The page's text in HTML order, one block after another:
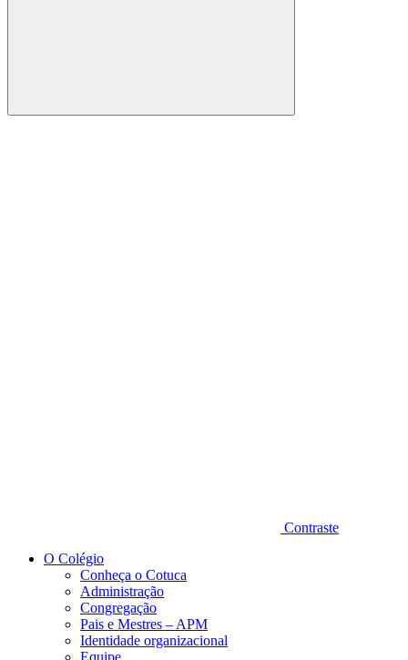
Buscar
Contraste
O Colégio
Conheça o Cotuca
Administração
Congregação
Pais e Mestres – APM
Identidade organizacional
Equipe